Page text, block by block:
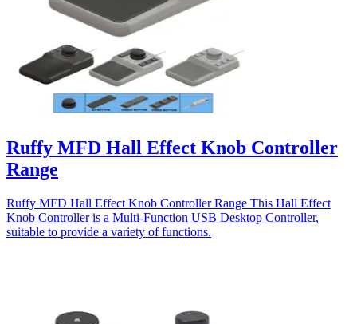
Ruffy MFD Hall Effect Knob Controller
Range
Ruffy MFD Hall Effect Knob Controller Range This Hall Effect
Knob Controller is a Multi-Function USB Desktop Controller,
suitable to provide a variety of functions.